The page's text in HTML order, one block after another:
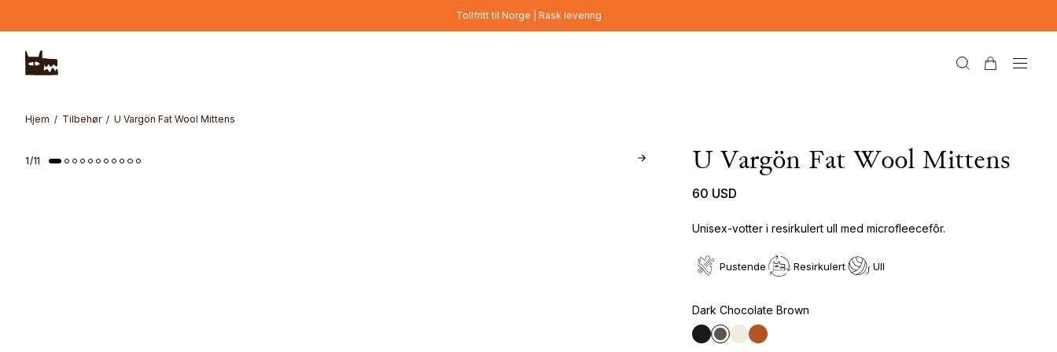
Tollfritt til Norge | Rask levering
Hjem Tilbehør U Vargön Fat Wool Mittens
1/11 U Vargön Fat Wool Mittens
60 USD
Unisex-votter i resirkulert ull med microfleecefôr.
Pustende Resirkulert Ull
Dark Chocolate Brown